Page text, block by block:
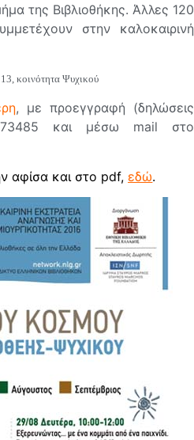
της Βιβλιοθήκης. Άλλες 120
στην καλοκαιρινή
κοινότητα Ψυχικού
, με προεγγραφή (δηλώσεις
και μέσω mail στο
αφίσα και στο pdf,εδώ.